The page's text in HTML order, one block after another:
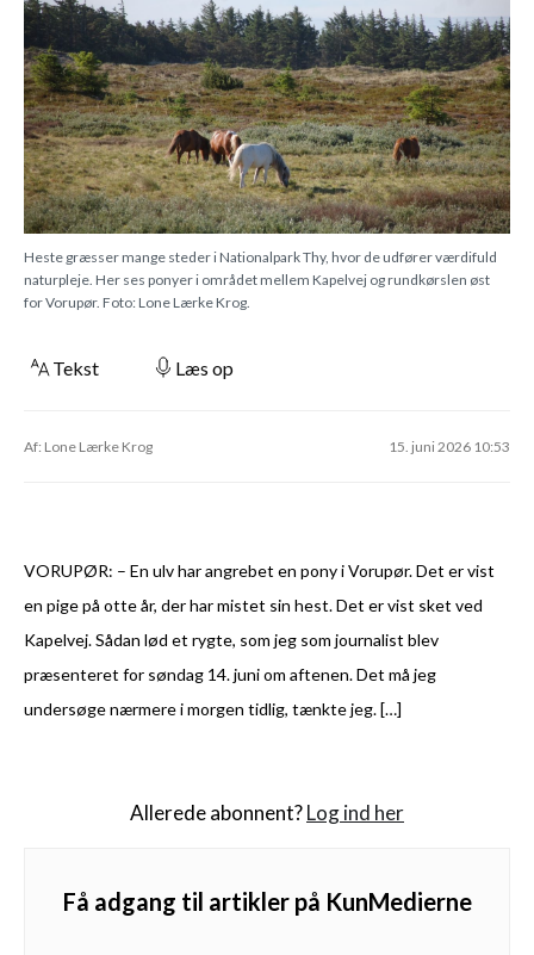
Heste græsser mange steder i Nationalpark Thy, hvor de udfører værdifuld
naturpleje. Her ses ponyer i området mellem Kapelvej og rundkørslen øst
for Vorupør. Foto: Lone Lærke Krog.
Tekst Læs op
Af: Lone Lærke Krog 15. juni 2026 10:53
VORUPØR: – En ulv har angrebet en pony i Vorupør. Det er vist
en pige på otte år, der har mistet sin hest. Det er vist sket ved
Kapelvej. Sådan lød et rygte, som jeg som journalist blev
præsenteret for søndag 14. juni om aftenen. Det må jeg
undersøge nærmere i morgen tidlig, tænkte jeg. […]
Allerede abonnent?Log ind her
Få adgang til artikler på KunMedierne